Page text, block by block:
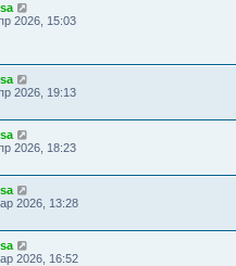
2026, 15:03
2026, 19:13
2026, 18:23
2026, 13:28
2026, 16:52